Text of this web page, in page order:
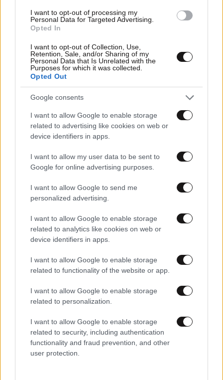
I want to opt-out of processing my
Personal Data for Targeted Advertising.
Opted In
I want to opt-out of Collection, Use,
Retention, Sale, and/or Sharing of my
Personal Data that Is Unrelated with the
Purposes for which it was collected.
Opted Out
Google consents
I want to allow Google to enable storage
related to advertising like cookies on web or
device identifiers in apps.
I want to allow my user data to be sent to
Google for online advertising purposes.
I want to allow Google to send me
personalized advertising.
I want to allow Google to enable storage
related to analytics like cookies on web or
device identifiers in apps.
I want to allow Google to enable storage
related to functionality of the website or app.
I want to allow Google to enable storage
related to personalization.
I want to allow Google to enable storage
related to security, including authentication
functionality and fraud prevention, and other
user protection.
31·07·2023 10:15
Ο Στεφ Κάρι γιόρτασε στη Σαντορίνη την επέτειο
08·11·2022 08:04
Μυθική 47άρα Κάρι έβαλε «στοπ» στο αρνητικό σερί